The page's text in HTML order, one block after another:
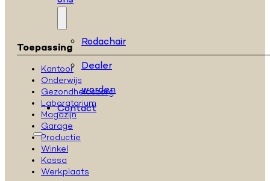
Rodachair
Dealer
worden
Contact
Toepassing
Kantoor
Onderwijs
Gezondheidszorg
Laboratorium
Magazijn
Garage
Productie
Winkel
Kassa
Werkplaats